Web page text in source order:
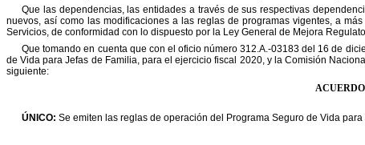
Que las dependencias, las entidades a través de sus respectivas
nuevos, así como las modificaciones a las reglas de programas vigentes, a más
Servicios, de conformidad con lo dispuesto por la Ley General de Mejora
Que tomando en cuenta que con el oficio número 312.A.-03183 del 16 de
de Vida para Jefas de Familia, para el ejercicio fiscal 2020, y la Comisión
siguiente:
ÚNICO:Se emiten las reglas de operación del Programa Seguro de Vida